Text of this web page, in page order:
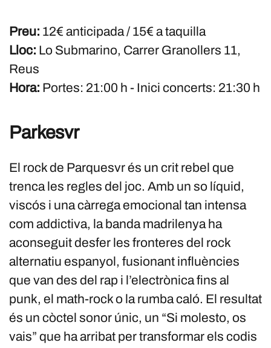
Preu: 12€ anticipada / 15€ a taquilla
Lloc: Lo Submarino, Carrer Granollers 11,
Reus
Hora: Portes: 21:00 h - Inici concerts: 21:30 h
Parkesvr
El rock de Parquesvr és un crit rebel que
trenca les regles del joc. Amb un so líquid,
viscós i una càrrega emocional tan intensa
com addictiva, la banda madrilenya ha
aconseguit desfer les fronteres del rock
alternatiu espanyol, fusionant influències
que van des del rap i l’electrònica fins al
punk, el math-rock o la rumba caló. El resultat
és un còctel sonor únic, un “Si molesto, os
vais” que ha arribat per transformar els codis